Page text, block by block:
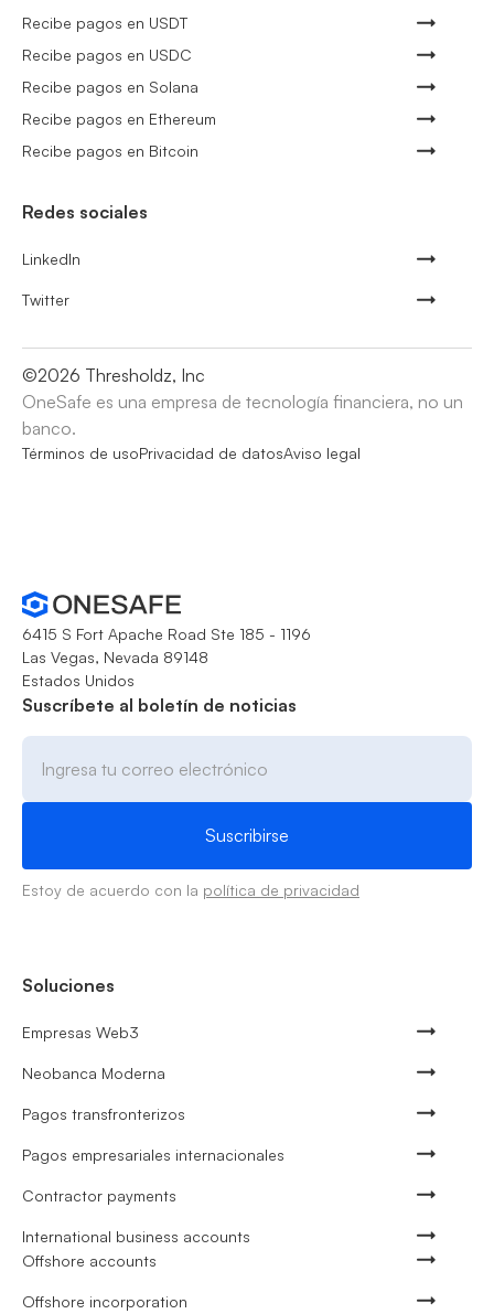
Recibe pagos en USDT
Recibe pagos en USDC
Recibe pagos en Solana
Recibe pagos en Ethereum
Recibe pagos en Bitcoin
Redes sociales
LinkedIn
Twitter
©2026 Thresholdz, Inc
OneSafe es una empresa de tecnología financiera, no un
banco.
Términos de usoPrivacidad de datosAviso legal
6415 S Fort Apache Road Ste 185 - 1196
Las Vegas, Nevada 89148
Estados Unidos
Suscríbete al boletín de noticias
Estoy de acuerdo con la política de privacidad
Soluciones
Empresas Web3
Neobanca Moderna
Pagos transfronterizos
Pagos empresariales internacionales
Contractor payments
International business accounts
Offshore accounts
Offshore incorporation